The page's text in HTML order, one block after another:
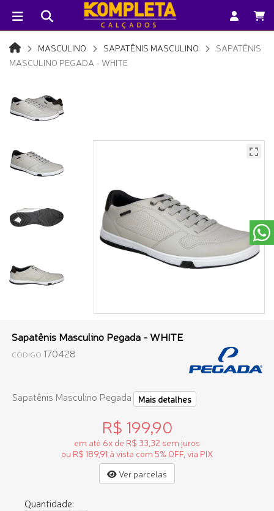
MASCULINO SAPATÊNIS MASCULINO
SAPATÊNIS
MASCULINO PEGADA - WHITE
Sapatênis Masculino Pegada - WHITE
CÓDIGO 170428
Sapatênis Masculino Pegada Mais detalhes
R$ 199,90
em até 6x de R$ 33,32 sem juros
ou R$ 189,91 à vista com 5% OFF, via PIX
Ver parcelas
Quantidade: